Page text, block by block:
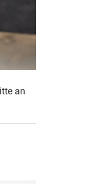
an